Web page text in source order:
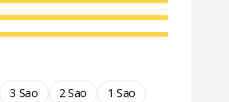
3 Sao 2 Sao 1 Sao